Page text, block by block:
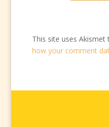
This site uses Akismet
how your comment